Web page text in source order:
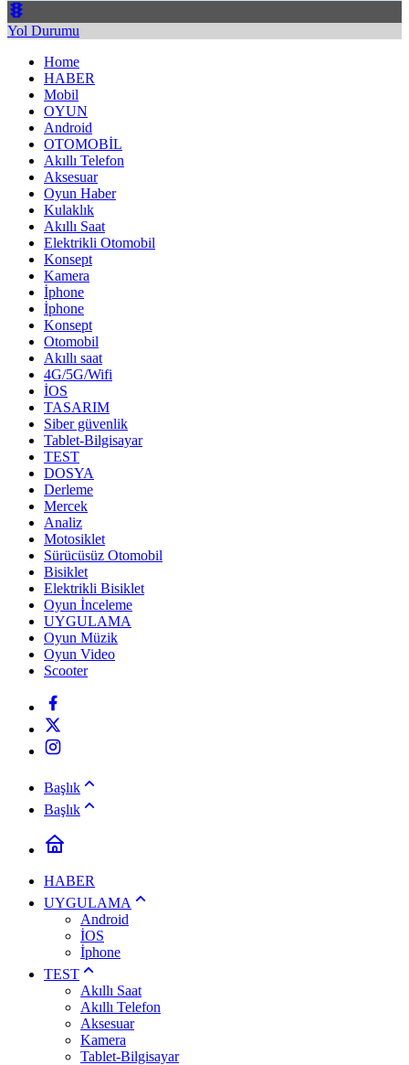
Yol Durumu
Home
HABER
Mobil
OYUN
Android
OTOMOBİL
Akıllı Telefon
Aksesuar
Oyun Haber
Kulaklık
Akıllı Saat
Elektrikli Otomobil
Konsept
Kamera
İphone
İphone
Konsept
Otomobil
Akıllı saat
4G/5G/Wifi
İOS
TASARIM
Siber güvenlik
Tablet-Bilgisayar
TEST
DOSYA
Derleme
Mercek
Analiz
Motosiklet
Sürücüsüz Otomobil
Bisiklet
Elektrikli Bisiklet
Oyun İnceleme
UYGULAMA
Oyun Müzik
Oyun Video
Scooter
Başlık
Başlık
HABER
UYGULAMA
Android
İOS
İphone
TEST
Akıllı Saat
Akıllı Telefon
Aksesuar
Kamera
Tablet-Bilgisayar